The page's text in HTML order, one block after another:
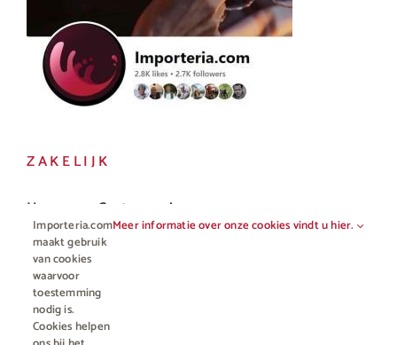
ZAKELIJK
Horeca en Gastronomie
Vakhandel
Importeria.com
maakt gebruik
van cookies
waarvoor
toestemming
nodig is.
Cookies helpen
Meer informatie over onze cookies vindt u hier.